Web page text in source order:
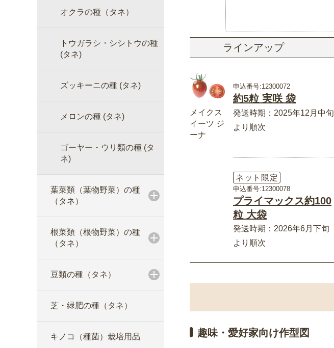
オクラの種（タネ）
トウガラシ・シシトウの種
(タネ)
ズッキーニの種 (タネ)
メロンの種 (タネ)
ゴーヤー・ウリ類の種 (タ
ネ)
葉菜類（葉物野菜）の種
（タネ）
根菜類（根物野菜）の種
（タネ）
豆類の種（タネ）
芝・緑肥の種（タネ）
キノコ（種菌）栽培用品
ラインアップ
メイクス
イーツ ジ
ーナ
申込番号:12300072
約5粒 実咲 袋
発送時期：2025年12月中旬
より順次
ネット限定
申込番号:12300078
プライマックス約100
粒 大袋
発送時期：2026年6月下旬
より順次
趣味・愛好家向け作型図